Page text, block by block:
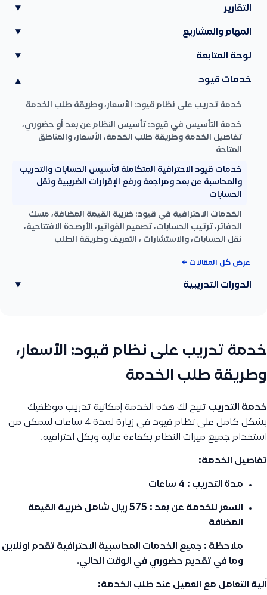
التقارير ▾
المهام والمشاريع ▾
لوحة المتابعة ▾
خدمات قيود ▾
خدمة تدريب على نظام قيود: الأسعار، وطريقة طلب الخدمة
خدمة التأسيس في قيود: تأسيس النظام عن بعد أو حضوري،
تفاصيل الخدمة وطريقة طلب الخدمة، الأسعار، والمناطق
المتاحة
خدمات قيود الاحترافية المتكاملة لتأسيس الحسابات والتدريب
والمحاسبة عن بعد ومراجعة ورفع الإقرارات الضريبية ونقل
الحسابات
الخدمات الاحترافية في قيود: ضريبة القيمة المضافة، مسك
الدفاتر، ترتيب الحسابات، تصميم الفواتير، الأرصدة الافتتاحية،
نقل الحسابات، والاستشارات ، التعريف وطريقة الطلب
عرض كل المقالات ←
الدورات التدريبية ▾
خدمة تدريب على نظام قيود: الأسعار،
وطريقة طلب الخدمة
خدمة التدريب تتيح لك هذه الخدمة إمكانية تدريب موظفيك
بشكل كامل على نظام قيود في زيارة لمدة 4 ساعات لتتمكن من
استخدام جميع ميزات النظام بكفاءة عالية وبكل احترافية.
تفاصيل الخدمة:
مدة التدريب :
السعر للخدمة عن بعد :
575 ريال شامل ضريبة القيمة
المضافة
ملاحظة : جميع الخدمات المحاسبية الاحترافية تقدم اونلاين
وما في تقديم حضوري في الوقت الحالي.
آلية التعامل مع العميل عند طلب الخدمة: